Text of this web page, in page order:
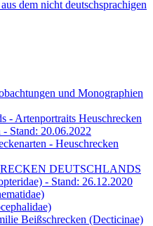
dem nicht deutschsprachigen
und Monographien
- Artenportraits Heuschrecken
Stand: 20.06.2022
- Heuschrecken
DEUTSCHLANDS
- Stand: 26.12.2020
Beißschrecken (Decticinae)